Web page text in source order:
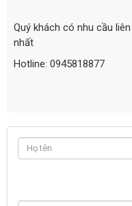
Quý khách có nhu cầu
nhất
Hotline: 0945818877